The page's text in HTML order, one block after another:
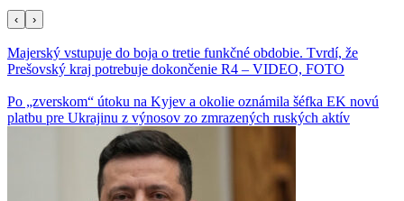
‹ ›
Majerský vstupuje do boja o tretie funkčné obdobie. Tvrdí, že
Prešovský kraj potrebuje dokončenie R4 – VIDEO, FOTO
Po „zverskom“ útoku na Kyjev a okolie oznámila šéfka EK novú
platbu pre Ukrajinu z výnosov zo zmrazených ruských aktív